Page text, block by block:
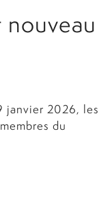
nouveau
janvier 2026, les
du